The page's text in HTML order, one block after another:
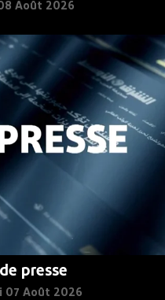
Août 2026
presse
07 Août 2026